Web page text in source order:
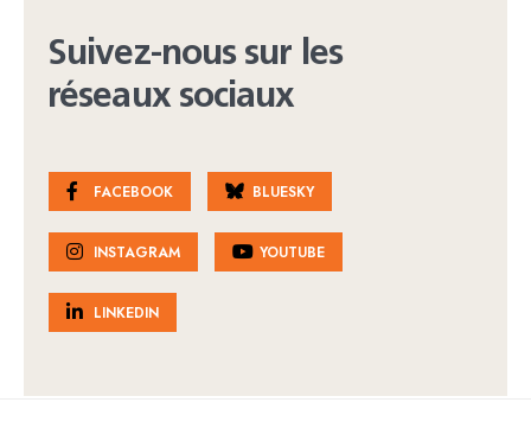
Suivez-nous sur les
réseaux sociaux
FACEBOOK BLUESKY
INSTAGRAM YOUTUBE
LINKEDIN